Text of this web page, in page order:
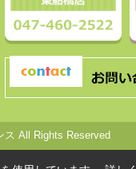
ス All Rights Reserved